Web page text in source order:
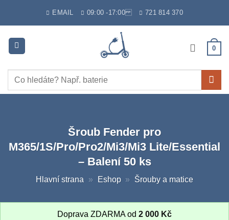
EMAIL 09:00 -17:00 721 814 370
0
Hledat:
Šroub Fender pro
M365/1S/Pro/Pro2/Mi3/Mi3 Lite/Essential
– Balení 50 ks
Hlavní strana » Eshop » Šrouby a matice
Doprava ZDARMA od 2 000 Kč